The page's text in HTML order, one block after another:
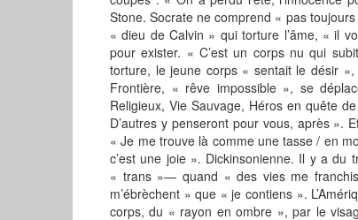
Stone. Socrate ne comprend « pas
« dieu de Calvin » qui torture l’âme, « il
pour exister. « C’est un corps nu qui
torture, le jeune corps « sentait le désir
Frontière, « rêve impossible », se
Religieux, Vie Sauvage, Héros en quête
D’autres y penseront pour vous, après ».
« Je me trouve là comme une tasse / en
c’est une joie ». Dickinsonienne. Il y a
« trans »— quand « des vies me
m’ébrèchent » que « je contiens ».
corps, du « rayon en ombre », par le